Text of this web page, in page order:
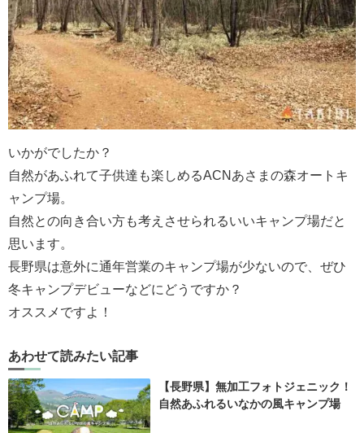
いかがでしたか？
自然があふれて子供達も楽しめるACNあさまの森オートキ
ャンプ場。
自然との向き合い方も考えさせられるいいキャンプ場だと
思います。
長野県は意外に通年営業のキャンプ場が少ないので、ぜひ
冬キャンプデビューなどにどうですか？
オススメですよ！
あわせて読みたい記事
【長野県】無加工フォトジェニック！
自然あふれるいなかの風キャンプ場